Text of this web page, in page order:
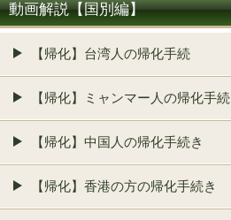
動画解説【国別編】
【帰化】台湾人の帰化手続
【帰化】ミャンマー人の帰化手続
【帰化】中国人の帰化手続き
【帰化】香港の方の帰化手続き